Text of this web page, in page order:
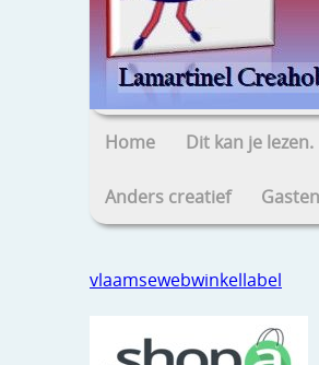
Home Dit kan je lezen.
Anders creatief
vlaamsewebwinkellabel